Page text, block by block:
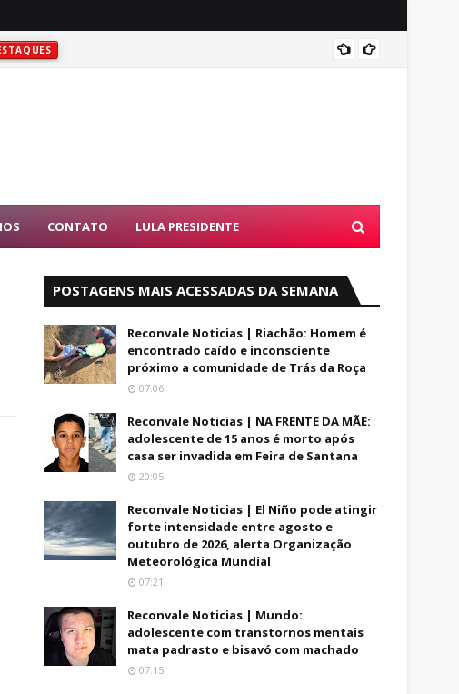
CONTATO LULA PRESIDENTE
POSTAGENS MAIS ACESSADAS DA SEMANA
Reconvale Noticias | Riachão: Homem é
encontrado caído e inconsciente
próximo a comunidade de Trás da Roça
07:06
Reconvale Noticias | NA FRENTE DA MÃE:
adolescente de 15 anos é morto após
casa ser invadida em Feira de Santana
20:05
Reconvale Noticias | El Niño pode atingir
forte intensidade entre agosto e
outubro de 2026, alerta Organização
Meteorológica Mundial
07:21
Reconvale Noticias | Mundo:
adolescente com transtornos mentais
mata padrasto e bisavó com machado
07:15